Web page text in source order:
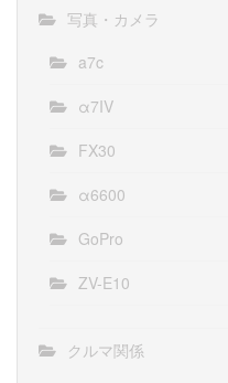
写真・カメラ
a7c
α7IV
FX30
α6600
GoPro
ZV-E10
クルマ関係